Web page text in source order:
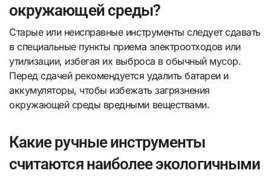
окружающей среды?
Старые или неисправные инструменты следует сдавать
в специальные пункты приема электроотходов или
утилизации, избегая их выброса в обычный мусор.
Перед сдачей рекомендуется удалить батареи и
аккумуляторы, чтобы избежать загрязнения
окружающей среды вредными веществами.
Какие ручные инструменты
считаются наиболее экологичными